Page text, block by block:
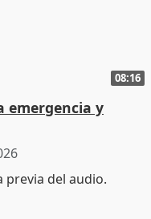
08:16
emergencia y